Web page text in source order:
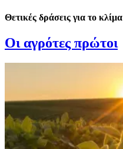
Θετικές δράσεις για το κλίμα
Οι αγρότες πρώτοι